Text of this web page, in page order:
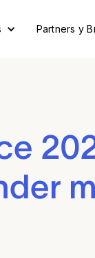
Partners y